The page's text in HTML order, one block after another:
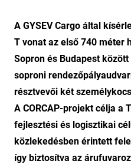
A GYSEV Cargo által
T vonat az első 740 méter
Sopron és Budapest
soproni
résztvevői két
A CORCAP-projekt célja a
fejlesztési és logisztikai
közlekedésben érintett
így biztosítva az